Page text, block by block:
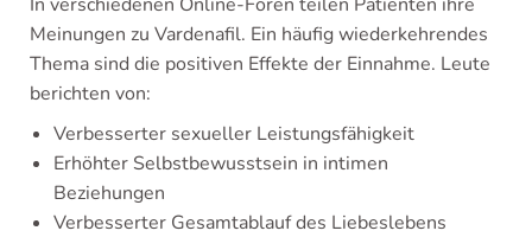
Meinungen zu Vardenafil. Ein häufig wiederkehrendes
Thema sind die positiven Effekte der Einnahme. Leute
berichten von:
Verbesserter sexueller Leistungsfähigkeit
Erhöhter Selbstbewusstsein in intimen
Beziehungen
Verbesserter Gesamtablauf des Liebeslebens